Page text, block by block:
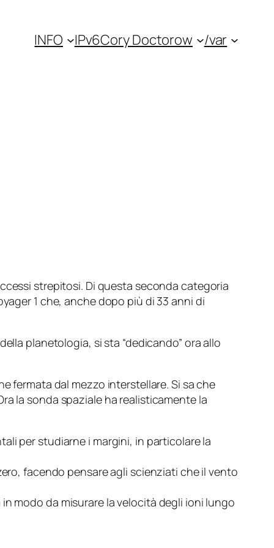
INFO IPv6Cory Doctorow /var
strepitosi. Di questa seconda categoria
1 che, anche dopo più di 33 anni di
planetologia, si sta “dedicando” ora allo
fermata dal mezzo interstellare. Si sa che
la sonda spaziale ha realisticamente la
per studiarne i margini, in particolare la
facendo pensare agli scienziati che il vento
modo da misurare la velocità degli ioni lungo